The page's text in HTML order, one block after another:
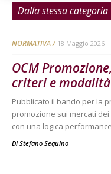
Dalla stessa categoria
NORMATIVA 18 Maggio 2026
OCM
criteri e modalità
Pubblicato il bando per la
promozione sui mercati
con una logica
Di Stefano Sequino